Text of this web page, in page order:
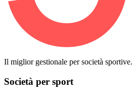
Il miglior gestionale per società sportive.
Società per sport